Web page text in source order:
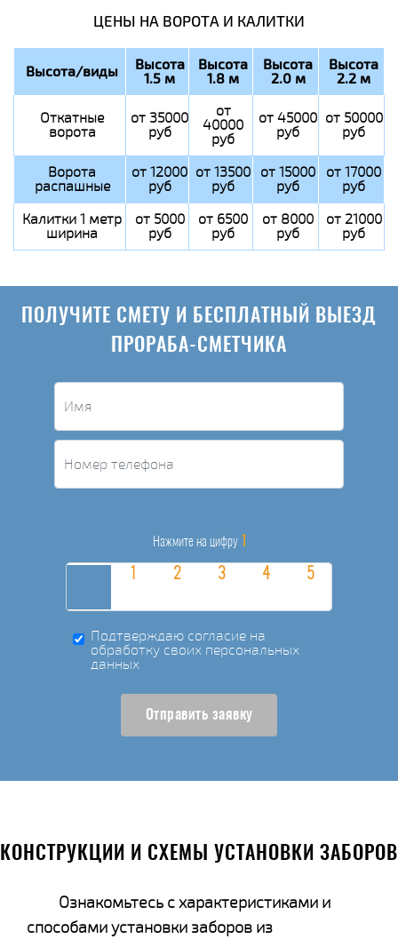
ЦЕНЫ НА ВОРОТА И КАЛИТКИ
Высота/виды Высота
1.5 м
Высота
1.8 м
Высота
2.0 м
Высота
2.2 м
Откатные
ворота
от 35000
руб
от
40000
руб
от 45000
руб
от 50000
руб
Ворота
распашные
от 12000
руб
от 13500
руб
от 15000
руб
от 17000
руб
Калитки 1 метр
ширина
от 5000
руб
от 6500
руб
от 8000
руб
от 21000
руб
ПОЛУЧИТЕ СМЕТУ И БЕСПЛАТНЫЙ ВЫЕЗД
ПРОРАБА-СМЕТЧИКА
Нажмите на цифру 1
Подтверждаю согласие на
обработку своих персональных
данных
Отправить заявку
КОНСТРУКЦИИ И СХЕМЫ УСТАНОВКИ ЗАБОРОВ
Ознакомьтесь с характеристиками и
способами установки заборов из